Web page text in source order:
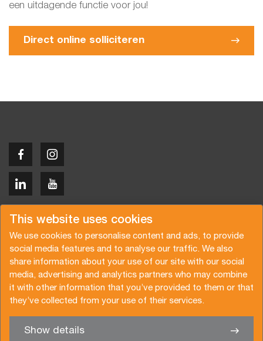
This website uses cookies
We use cookies to personalise content and ads, to provide
social media features and to analyse our traffic. We also
share information about your use of our site with our social
media, advertising and analytics partners who may combine
it with other information that you’ve provided to them or that
they’ve collected from your use of their services.
Show details
een uitdagende functie voor jou!
Direct online solliciteren
Copyright © 2026 Van der Vlist
Request a quote
Subscribe to the newsletter
General terms and conditions
Privacy policy
Brochure
Certifications